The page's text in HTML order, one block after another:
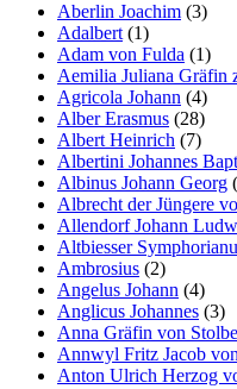
Aberlin Joachim (3)
Adalbert (1)
Adam von Fulda (1)
Aemilia Juliana Gräfin
Agricola Johann (4)
Alber Erasmus (28)
Albert Heinrich (7)
Albertini Johannes
Albinus Johann Georg
Albrecht der Jüngere
Allendorf Johann
Altbiesser
Ambrosius (2)
Angelus Johann (4)
Anglicus Johannes (3)
Anna Gräfin von
Annwyl Fritz Jacob von
Anton Ulrich Herzog